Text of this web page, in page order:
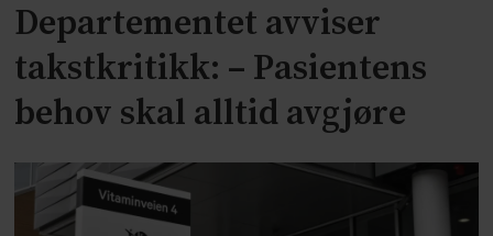
Departementet avviser
takstkritikk: – Pasientens
behov skal alltid avgjøre